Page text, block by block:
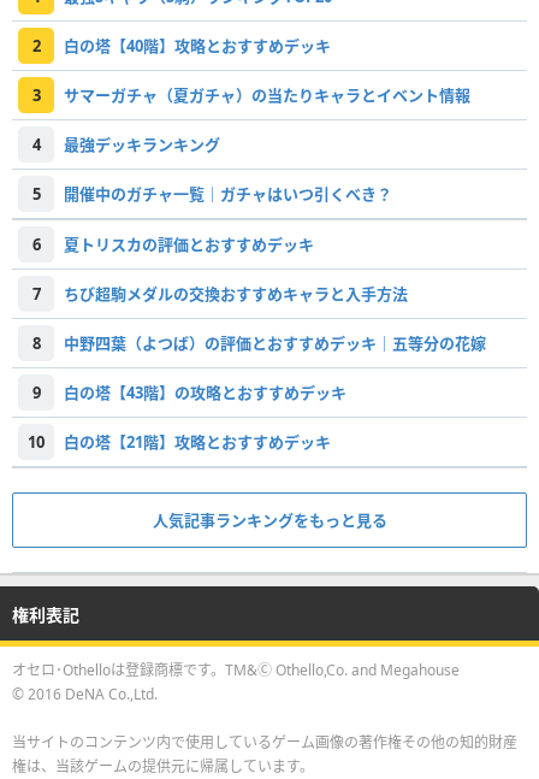
2 白の塔【40階】攻略とおすすめデッキ
3 サマーガチャ（夏ガチャ）の当たりキャラとイベント情報
4 最強デッキランキング
5 開催中のガチャ一覧｜ガチャはいつ引くべき？
6 夏トリスカの評価とおすすめデッキ
7 ちび超駒メダルの交換おすすめキャラと入手方法
8 中野四葉（よつば）の評価とおすすめデッキ｜五等分の花嫁
9 白の塔【43階】の攻略とおすすめデッキ
10 白の塔【21階】攻略とおすすめデッキ
人気記事ランキングをもっと見る
権利表記
オセロ･Othelloは登録商標です。TM&Ⓒ Othello,Co. and Megahouse
© 2016 DeNA Co.,Ltd.
当サイトのコンテンツ内で使用しているゲーム画像の著作権その他の知的財産
権は、当該ゲームの提供元に帰属しています。